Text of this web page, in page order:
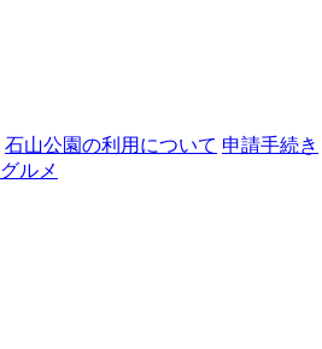
石山公園の利用について 申請手続き
ルメ